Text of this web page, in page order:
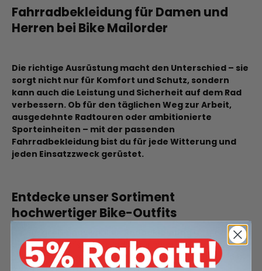
Fahrradbekleidung für Damen und
Herren bei Bike Mailorder
Die richtige Ausrüstung macht den Unterschied – sie
sorgt nicht nur für Komfort und Schutz, sondern
kann auch die Leistung und Sicherheit auf dem Rad
verbessern. Ob für den täglichen Weg zur Arbeit,
ausgedehnte Radtouren oder ambitionierte
Sporteinheiten – mit der passenden
Fahrradbekleidung bist du für jede Witterung und
jeden Einsatzzweck gerüstet.
Entdecke unser Sortiment
hochwertiger Bike-Outfits
ist speziell
auf die Bedürfnisse von Radfahrerinnen und Radfahrern
abgestimmt – egal ob du dein Bike sportlich oder für den